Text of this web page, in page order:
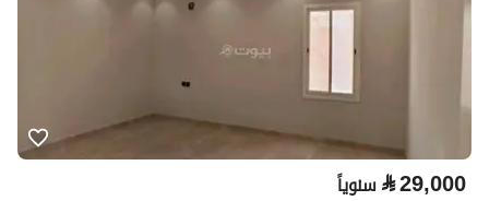
⃁29,000 سنوياً